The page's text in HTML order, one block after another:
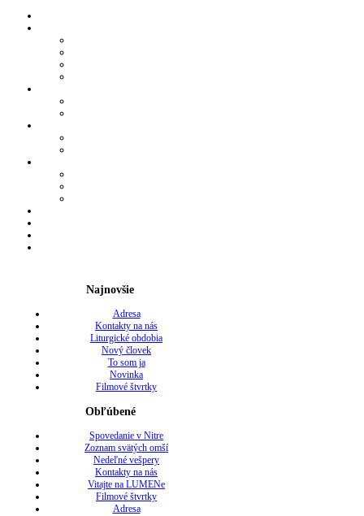
Najnovšie
Adresa
Kontakty na nás
Liturgické obdobia
Nový človek
To som ja
Novinka
Filmové štvrtky
Obľúbené
Spovedanie v Nitre
Zoznam svätých omší
Nedeľné vešpery
Kontakty na nás
Vitajte na LUMENe
Filmové štvrtky
Adresa